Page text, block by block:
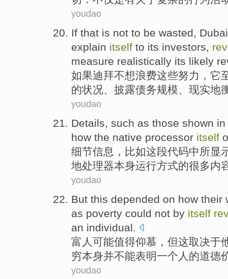
youdao
If that is not to be wasted, Dubai
explain itself to its investors,
measure realistically its likely
如果迪拜不想浪费这些努力， 它
的状况、 披露债务规模、现实地
youdao
Details, such as those shown in
how the native processor itself
细节信息， 比如这段代码中所显
地处理器本身运行方式的很多内
youdao
But this depended on how their
as poverty could not by itself
an individual.
富人 可能值得仰慕， 但这取决于
穷本身并不能表明一个人 的道德
youdao